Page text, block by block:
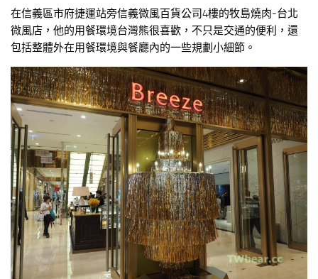
在信義區市府捷運站旁信義微風百貨公司4樓的牧島燒肉-台北
微風店，他的用餐環境台灣熊很喜歡，不只是交通的便利，還
包括整體外在用餐環境與餐廳內的一些規劃小細節。